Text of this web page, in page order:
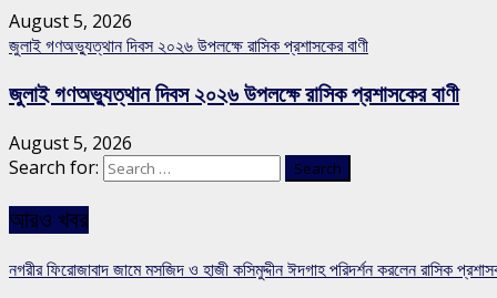
August 5, 2026
জুলাই গণঅভ্যুত্থান দিবস ২০২৬ উপলক্ষে রাসিক প্রশাসকের বাণী
জুলাই গণঅভ্যুত্থান দিবস ২০২৬ উপলক্ষে রাসিক প্রশাসকের বাণী
August 5, 2026
Search for:
আরও খবর
নগরীর ফিরোজাবাদ জামে মসজিদ ও হাজী কসিমুদ্দীন ঈদগাহ পরিদর্শন করলেন রাসিক